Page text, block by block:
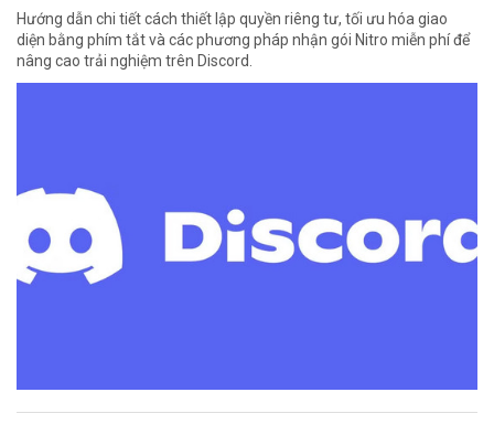
Hướng dẫn chi tiết cách thiết lập quyền riêng tư, tối ưu hóa giao
diện bằng phím tắt và các phương pháp nhận gói Nitro miễn phí để
nâng cao trải nghiệm trên Discord.